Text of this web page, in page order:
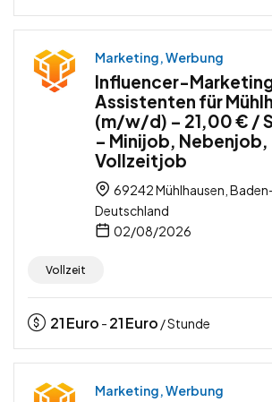
Marketing, Werbung
Influencer-
Assistenten für
(m/w/d) – 21,00 € /
– Minijob, Nebenjob,
Vollzeitjob
69242 Mühlhausen,
Deutschland
02/08/2026
Vollzeit
21Euro - 21Euro / Stunde
Marketing, Werbung